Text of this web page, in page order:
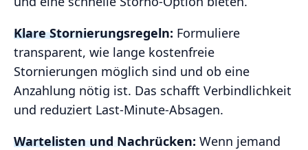
Klare Stornierungsregeln: Formuliere
transparent, wie lange kostenfreie
Stornierungen möglich sind und ob eine
Anzahlung nötig ist. Das schafft Verbindlichkeit
und reduziert Last‑Minute‑Absagen.
Wartelisten und Nachrücken: Wenn jemand